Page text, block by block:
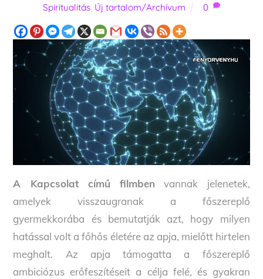
Spiritualitás, Új tartalom/Archívum 0
A Kapcsolat című filmben vannak jelenetek,
amelyek visszaugranak a főszereplő
gyermekkorába és bemutatják azt, hogy milyen
hatással volt a főhős életére az apja, mielőtt hirtelen
meghalt. Az apja támogatta a főszereplő
ambiciózus erőfeszítéseit a célja felé, és gyakran